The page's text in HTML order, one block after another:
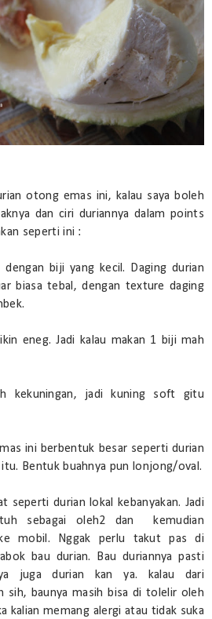
otong emas ini, kalau saya boleh
dan ciri duriannya dalam points
seperti ini :
biji yang kecil. Daging durian
biasa tebal, dengan texture daging
eneg. Jadi kalau makan 1 biji mah
kekuningan, jadi kuning soft gitu
ini berbentuk besar seperti durian
Bentuk buahnya pun lonjong/oval.
seperti durian lokal kebanyakan. Jadi
sebagai oleh2 dan kemudian
mobil. Nggak perlu takut pas di
bau durian. Bau duriannya pasti
juga durian kan ya. kalau dari
sih, baunya masih bisa di tolelir oleh
kalian memang alergi atau tidak suka